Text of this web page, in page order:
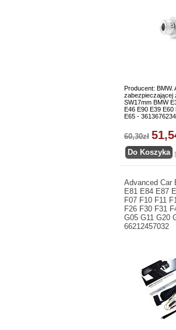
Producent: BMW.
zabezpieczającej
SW17mm BMW
E46 E90 E39 E60
E65 -
60,30zł
Advanced Car
E81 E84 E87
F07 F10 F11
F26 F30 F31
G05 G11 G20
66212457032